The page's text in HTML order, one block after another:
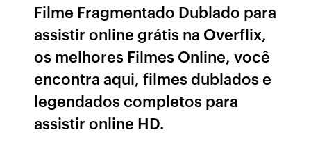
Filme Fragmentado Dublado para
assistir online grátis na Overflix,
os melhores Filmes Online, você
encontra aqui, filmes dublados e
legendados completos para
assistir online HD.